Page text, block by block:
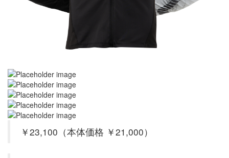
￥23,100（本体価格 ￥21,000）